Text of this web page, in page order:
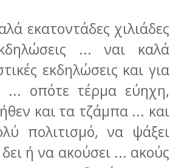
εκατοντάδες χιλιάδες
... ναι καλά
εκδηλώσεις και για
... οπότε τέρμα εύηχη,
και τα τζάμπα ... και
πολιτισμό, να ψάξει
ή να ακούσει ... ακούς